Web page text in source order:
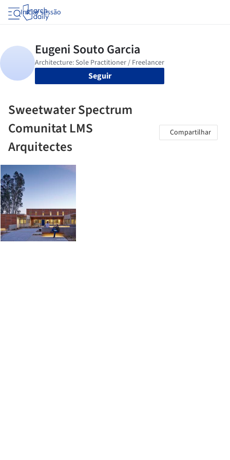
Iniciar sessão
Seguir
Sweetwater Spectrum
Comunitat LMS
Arquitectes
Compartilhar